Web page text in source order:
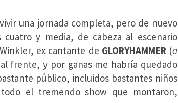
una jornada completa, pero de nuevo
y media, de cabeza al escenario
ex cantante de GLORYHAMMER(a
frente, y por ganas me habría quedado
público, incluidos bastantes niños
el tremendo show que montaron,